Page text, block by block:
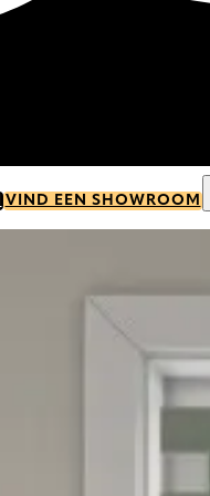
VIND EEN SHOWROOM